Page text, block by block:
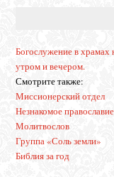
Богослужение в
утром и вечером.
Смотрите также:
Миссионерский отдел
Незнакомое православие
Молитвослов
Группа «Соль земли»
Библия за год